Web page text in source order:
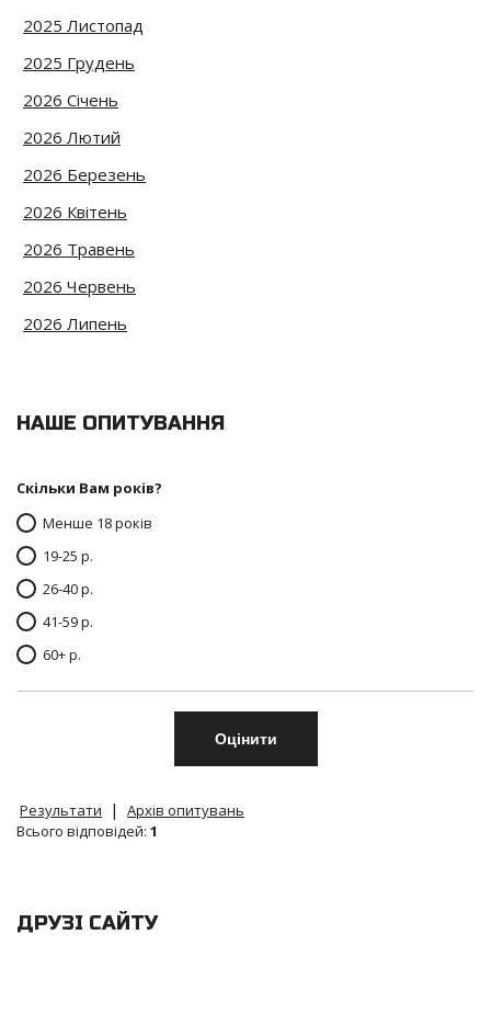
2025 Листопад
2025 Грудень
2026 Січень
2026 Лютий
2026 Березень
2026 Квітень
2026 Травень
2026 Червень
2026 Липень
НАШЕ ОПИТУВАННЯ
Скільки Вам років?
Менше 18 років
19-25 р.
26-40 р.
41-59 р.
60+ р.
Результати |
Архів опитувань
Всього відповідей: 1
ДРУЗІ САЙТУ